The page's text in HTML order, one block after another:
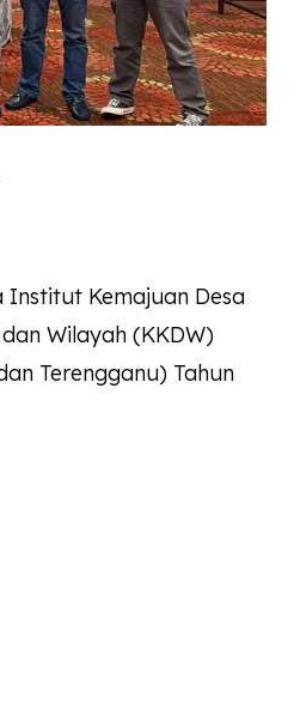
Institut Kemajuan Desa
Wilayah (KKDW)
Terengganu) Tahun